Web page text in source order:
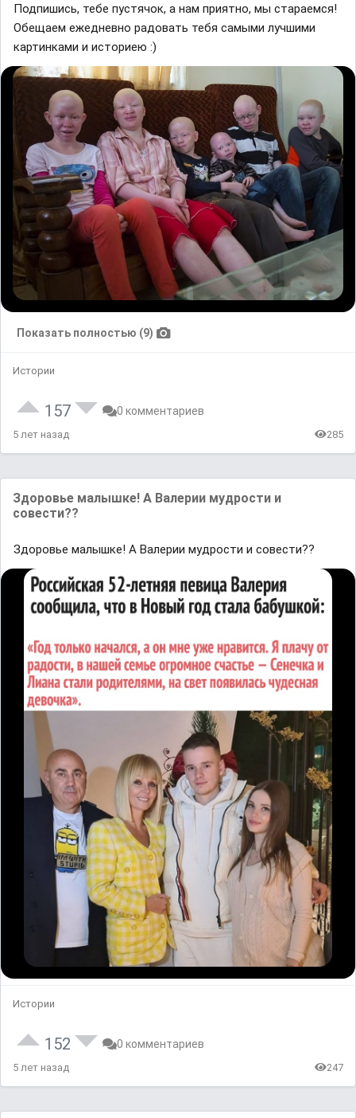
Подпишись, тебе пустячок, а нам приятно, мы стараемся!
Обещаем ежедневно радовать тебя самыми лучшими
картинками и историею :)
Показать полностью (9)
Истории
157 0 комментариев
5 лет назад 285
Здоровье малышке! А Валерии мудрости и
совести??
Здоровье малышке! А Валерии мудрости и совести??
Истории
152 0 комментариев
5 лет назад 247